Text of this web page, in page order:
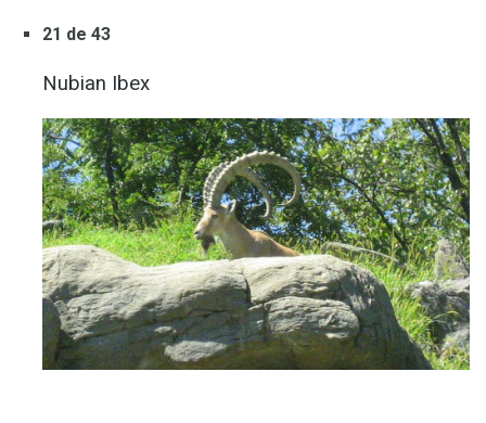
21 de 43
Nubian Ibex